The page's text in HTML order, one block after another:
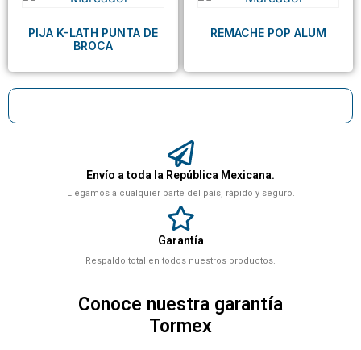
Envío a toda la República Mexicana.
Llegamos a cualquier parte del país, rápido y seguro.
Garantía
Respaldo total en todos nuestros productos.
Conoce nuestra garantía
Tormex
PIJA K-LATH PUNTA DE
BROCA
REMACHE POP ALUM